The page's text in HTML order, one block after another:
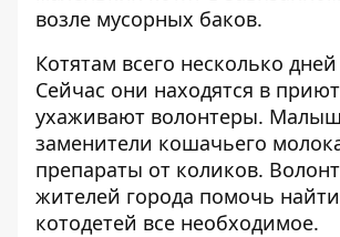
возле мусорных баков.
Котятам всего несколько
Сейчас они находятся в
ухаживают волонтеры.
заменители кошачьего
препараты от коликов.
жителей города помочь
котодетей все необходимое.